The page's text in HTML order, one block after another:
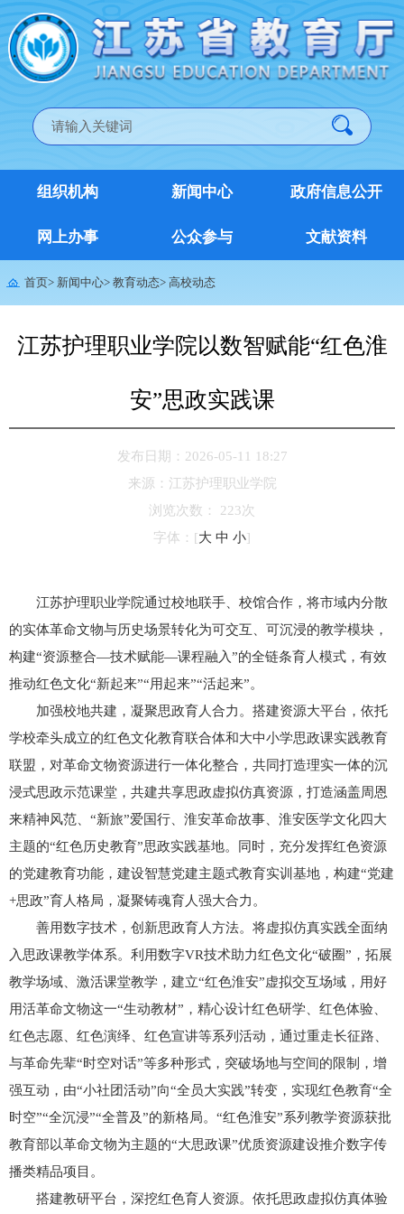
组织机构 新闻中心 政府信息公开
网上办事 公众参与 文献资料
首页> 新闻中心> 教育动态> 高校动态
江苏护理职业学院以数智赋能“红色淮
安”思政实践课
发布日期：2026-05-11 18:27
来源： 江苏护理职业学院
浏览次数：
223次
字体： [大 中 小]
江苏护理职业学院通过校地联手、校馆合作，将市域内分散
的实体革命文物与历史场景转化为可交互、可沉浸的教学模块，
构建“资源整合—技术赋能—课程融入”的全链条育人模式，有效
推动红色文化“新起来”“用起来”“活起来”。
加强校地共建，凝聚思政育人合力。搭建资源大平台，依托
学校牵头成立的红色文化教育联合体和大中小学思政课实践教育
联盟，对革命文物资源进行一体化整合，共同打造理实一体的沉
浸式思政示范课堂，共建共享思政虚拟仿真资源，打造涵盖周恩
来精神风范、“新旅”爱国行、淮安革命故事、淮安医学文化四大
主题的“红色历史教育”思政实践基地。同时，充分发挥红色资源
的党建教育功能，建设智慧党建主题式教育实训基地，构建“党建
+思政”育人格局，凝聚铸魂育人强大合力。
善用数字技术，创新思政育人方法。将虚拟仿真实践全面纳
入思政课教学体系。利用数字VR技术助力红色文化“破圈”，拓展
教学场域、激活课堂教学，建立“红色淮安”虚拟交互场域，用好
用活革命文物这一“生动教材”，精心设计红色研学、红色体验、
红色志愿、红色演绎、红色宣讲等系列活动，通过重走长征路、
与革命先辈“时空对话”等多种形式，突破场地与空间的限制，增
强互动，由“小社团活动”向“全员大实践”转变，实现红色教育“全
时空”“全沉浸”“全普及”的新格局。“红色淮安”系列教学资源获批
教育部以革命文物为主题的“大思政课”优质资源建设推介数字传
播类精品项目。
搭建教研平台，深挖红色育人资源。依托思政虚拟仿真体验